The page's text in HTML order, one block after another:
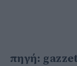
πηγή: